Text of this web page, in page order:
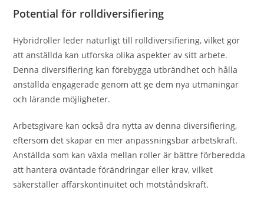
Potential för rolldiversifiering
Hybridroller leder naturligt till rolldiversifiering, vilket gör
att anställda kan utforska olika aspekter av sitt arbete.
Denna diversifiering kan förebygga utbrändhet och hålla
anställda engagerade genom att ge dem nya utmaningar
och lärande möjligheter.
Arbetsgivare kan också dra nytta av denna diversifiering,
eftersom det skapar en mer anpassningsbar arbetskraft.
Anställda som kan växla mellan roller är bättre förberedda
att hantera oväntade förändringar eller krav, vilket
säkerställer affärskontinuitet och motståndskraft.